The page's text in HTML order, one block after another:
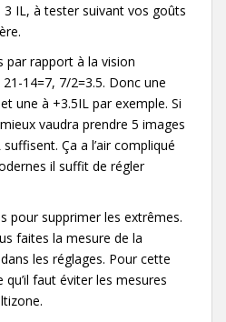
3 IL, à tester suivant vos goûts
par rapport à la vision
14=7, 7/2=3.5. Donc une
une à +3.5IL par exemple. Si
vaudra prendre 5 images
Ça a l’air compliqué
il suffit de régler
pour supprimer les extrêmes.
faites la mesure de la
les réglages. Pour cette
faut éviter les mesures